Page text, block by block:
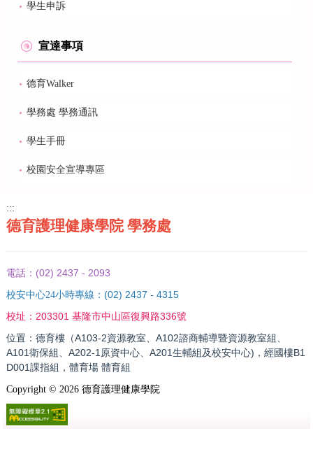
學生申訴
宣達事項
德育Walker
學務處 學務通訊
學生手冊
校園安全宣導專區
:::
德育護理健康學院 學務處
電話： (02) 2437 - 2093
校安中心24小時專線： (02) 2437 - 4315
校址： 203301 基隆市中山區復興路336號
位置：德育樓（A103-2資源教室、A102諮商輔導暨資源教室組、
A101衛保組、A202-1原資中心、A201生輔組及校安中心)，經國樓B1
D001課指組，體育場 體育組
Copyright © 2026德育護理健康學院